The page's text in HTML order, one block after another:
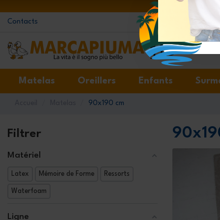
Contacts
Matelas Oreillers Enfants
90x190 cm
Filtrer
Matériel
Latex Mémoire de Forme Ressorts
Waterfoam
Ligne